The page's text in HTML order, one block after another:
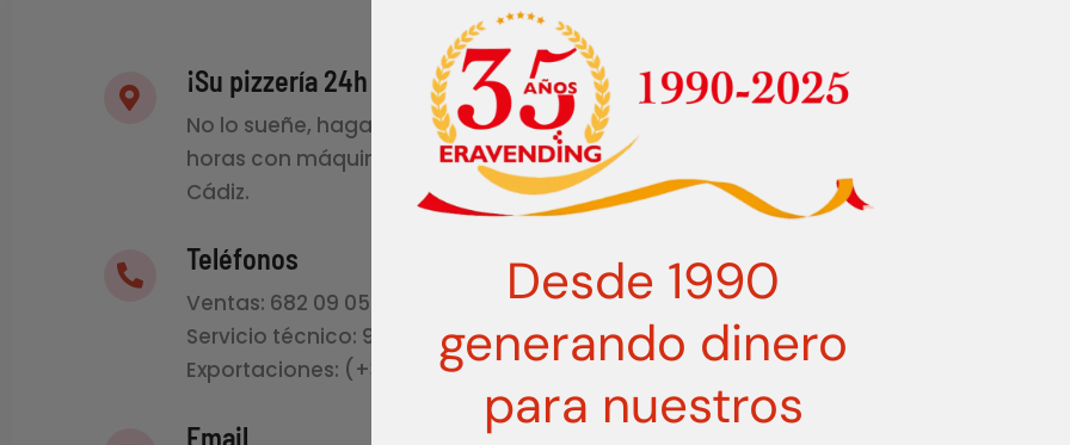
¡Su pizzería 24h en Cádiz!
No lo sueñe, haga realidad su pizzería 24
horas con máquinas expendedoras en
Cádiz.
Teléfonos
Ventas: 682 09 05 84
Servicio técnico: 985 987 079
Exportaciones: (+34) 627 535 788
Email
NOMBRE
¿QUÉ NECESITAS?
Desde 1990
generando dinero
para nuestros